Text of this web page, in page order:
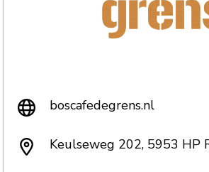
boscafedegrens.nl
Keulseweg 202, 5953 HP